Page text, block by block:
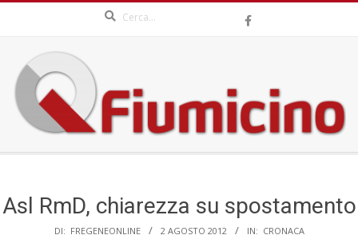
content
QFIUMICINO.COM
Menu
Asl RmD, chiarezza su spostamento
DI: FREGENEONLINE 2 AGOSTO 2012 IN: CRONACA